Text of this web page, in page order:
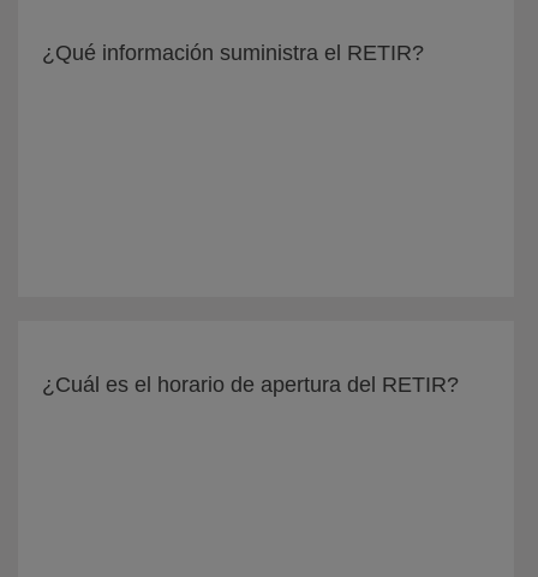
¿Qué información suministra el RETIR?
¿Cuál es el horario de apertura del RETIR?